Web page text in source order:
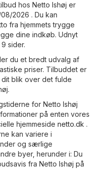
hos Netto Ishøj er
2026 . Du kan
fra hjemmets trygge
dine indkøb. Udnyt
sider.
du et bredt udvalg af
priser. Tilbuddet er
dit blik over det fulde
for Netto Ishøj
på enten vores
hjemmeside netto.dk .
kan variere i
og særlige
byer, herunder i: Du
fra Netto Ishøj på